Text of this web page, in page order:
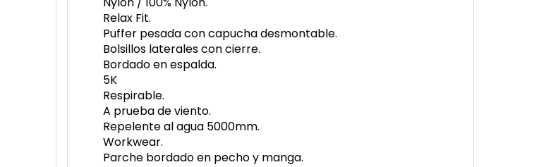
Relax Fit.
Puffer pesada con capucha desmontable.
Bolsillos laterales con cierre.
Bordado en espalda.
5K
Respirable.
A prueba de viento.
Repelente al agua 5000mm.
Workwear.
Parche bordado en pecho y manga.